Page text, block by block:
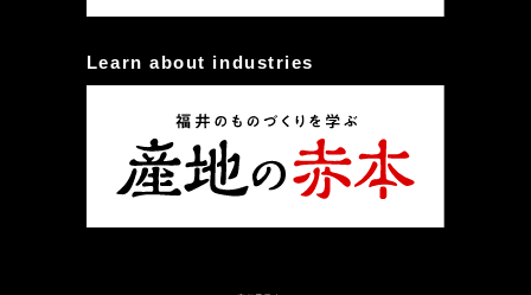
Learn about industries